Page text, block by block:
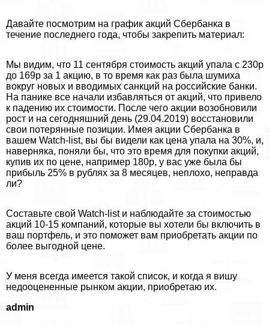
Давайте посмотрим на график акций Сбербанка в
течение последнего года, чтобы закрепить материал:
Мы видим, что 11 сентября стоимость акций упала с 230р
до 169р за 1 акцию, в то время как раз была шумиха
вокруг новых и вводимых санкций на российские банки.
На панике все начали избавляться от акций, что привело
к падению их стоимости. После чего акции возобновили
рост и на сегодняшний день (29.04.2019) восстановили
свои потерянные позиции. Имея акции Сбербанка в
вашем Watch-list, вы бы видели как цена упала на 30%, и,
наверняка, поняли бы, что это время для покупки акций,
купив их по цене, например 180р, у вас уже была бы
прибыль 25% в рублях за 8 месяцев, неплохо, неправда
ли?
Составьте свой Watch-list и наблюдайте за стоимостью
акций 10-15 компаний, которые вы хотели бы включить в
ваш портфель, и это поможет вам приобретать акции по
более выгодной цене.
У меня всегда имеется такой список, и когда я вишу
недооцененные рынком акции, приобретаю их.
admin